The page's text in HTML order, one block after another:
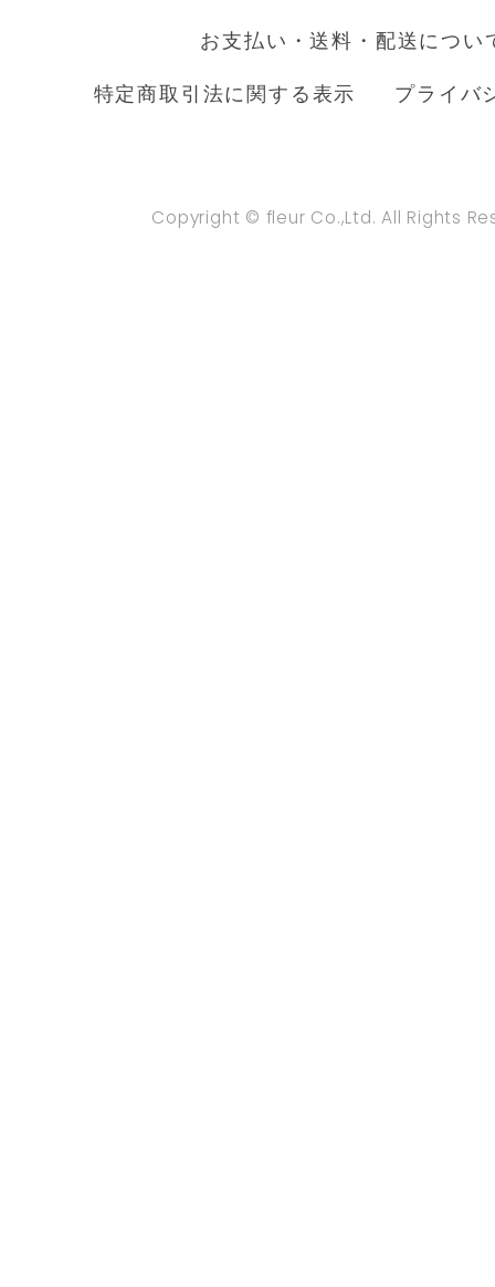
お支払い・送料・配送につい
特定商取引法に関する表示 プライバ
Copyright © fleur Co.,Ltd. All Rights